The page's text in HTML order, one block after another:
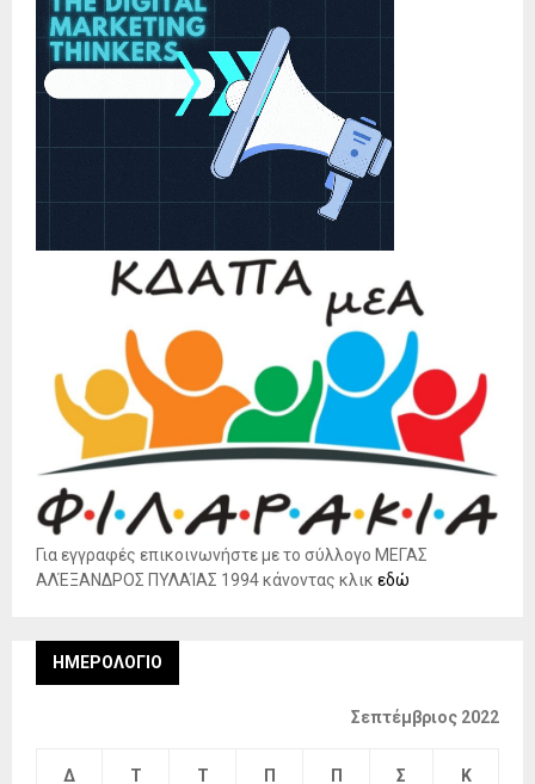
Για εγγραφές επικοινωνήστε με το σύλλογο ΜΕΓΑΣ
ΑΛΈΞΑΝΔΡΟΣ ΠΥΛΑΊΑΣ 1994 κάνοντας κλικ εδώ
ΗΜΕΡΟΛΌΓΙΟ
Σεπτέμβριος 2022
Δ Τ Τ Π Π Σ Κ